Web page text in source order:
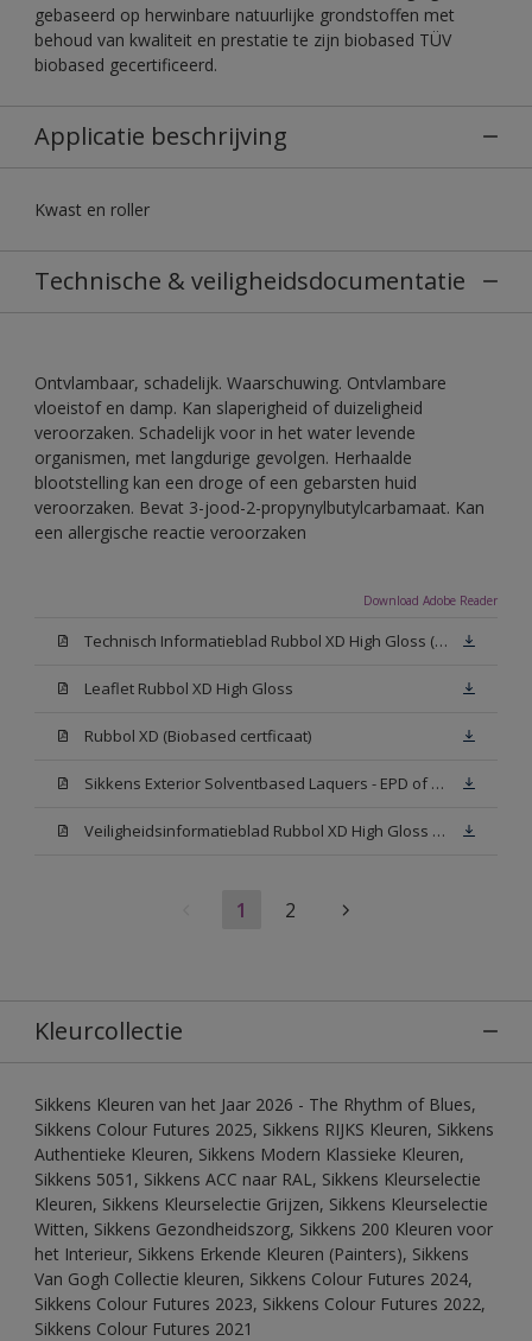
gebaseerd op herwinbare natuurlijke grondstoffen met
behoud van kwaliteit en prestatie te zijn biobased TÜV
biobased gecertificeerd.
Applicatie beschrijving
Kwast en roller
Technische & veiligheidsdocumentatie
Ontvlambaar, schadelijk. Waarschuwing. Ontvlambare
vloeistof en damp. Kan slaperigheid of duizeligheid
veroorzaken. Schadelijk voor in het water levende
organismen, met langdurige gevolgen. Herhaalde
blootstelling kan een droge of een gebarsten huid
veroorzaken. Bevat 3-jood-2-propynylbutylcarbamaat. Kan
een allergische reactie veroorzaken
Download Adobe Reader
Technisch Informatieblad Rubbol XD High Gloss (PDF)
Leaflet Rubbol XD High Gloss
Rubbol XD (Biobased certficaat)
Sikkens Exterior Solventbased Laquers - EPD of Milieuproductverklaring
Veiligheidsinformatieblad Rubbol XD High Gloss White W05 (MSDS)
1 2
Kleurcollectie
Sikkens Kleuren van het Jaar 2026 - The Rhythm of Blues,
Sikkens Colour Futures 2025, Sikkens RIJKS Kleuren, Sikkens
Authentieke Kleuren, Sikkens Modern Klassieke Kleuren,
Sikkens 5051, Sikkens ACC naar RAL, Sikkens Kleurselectie
Kleuren, Sikkens Kleurselectie Grijzen, Sikkens Kleurselectie
Witten, Sikkens Gezondheidszorg, Sikkens 200 Kleuren voor
het Interieur, Sikkens Erkende Kleuren (Painters), Sikkens
Van Gogh Collectie kleuren, Sikkens Colour Futures 2024,
Sikkens Colour Futures 2023, Sikkens Colour Futures 2022,
Sikkens Colour Futures 2021